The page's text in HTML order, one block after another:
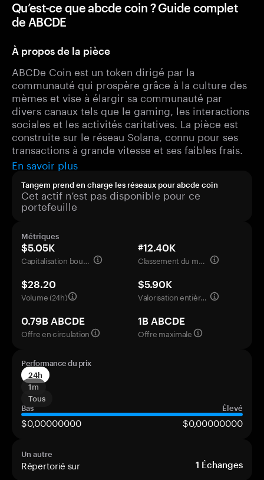
Qu’est-ce que abcde coin ? Guide complet
de ABCDE
À propos de la pièce
ABCDe Coin est un token dirigé par la
communauté qui prospère grâce à la culture des
mèmes et vise à élargir sa communauté par
divers canaux tels que le gaming, les interactions
sociales et les activités caritatives. La pièce est
construite sur le réseau Solana, connu pour ses
transactions à grande vitesse et ses faibles frais.
En savoir plus
Tangem prend en charge les réseaux pour abcde coin
Cet actif n’est pas disponible pour ce
portefeuille
Métriques
$5.05K
Capitalisation boursière
#12.40K
Classement du marché
$28.20
Volume (24h)
$5.90K
Valorisation entièrement diluée
0.79B ABCDE
Offre en circulation
1B ABCDE
Offre maximale
Performance du prix
24h
1m
Tous
Bas
Élevé
$0,00000000 $0,00000000
Un autre
Répertorié sur 1 Échanges